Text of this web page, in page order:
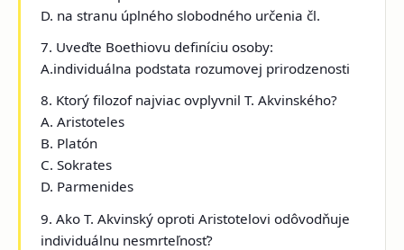
D. na stranu úplného slobodného určenia čl.
7. Uveďte Boethiovu definíciu osoby:
A.individuálna podstata rozumovej prirodzenosti
8. Ktorý filozof najviac ovplyvnil T. Akvinského?
A. Aristoteles
B. Platón
C. Sokrates
D. Parmenides
9. Ako T. Akvinský oproti Aristotelovi odôvodňuje
individuálnu nesmrteľnosť?